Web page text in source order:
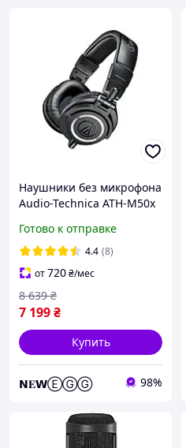
Наушники без микрофона
Audio-Technica ATH-M50x
Готово к отправке
4.4 (8)
от720₴/мес
7 199₴
8 639 ₴
Купить
𝗡𝐄𝗪ⒺⒼⒼ 98%